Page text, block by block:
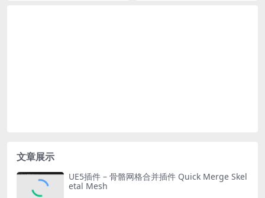
文章展示
UE5插件 – 骨骼网格合并插件 Quick Merge Skel
etal Mesh